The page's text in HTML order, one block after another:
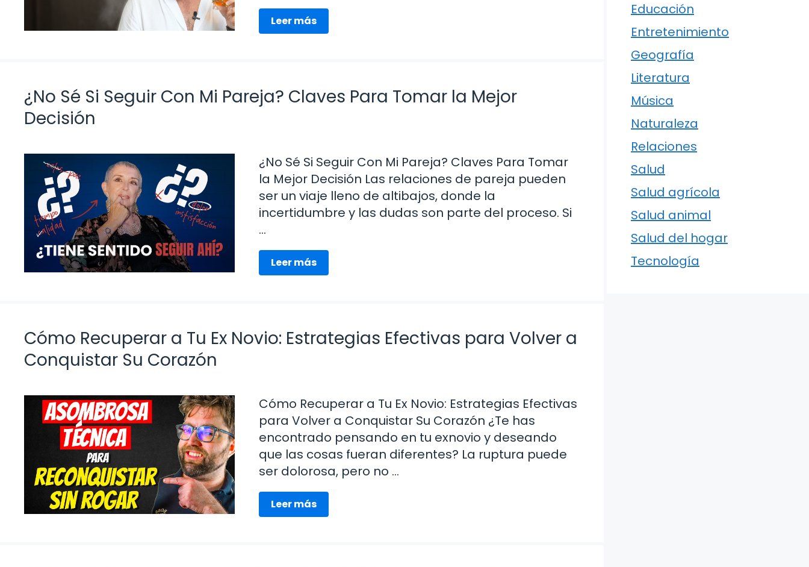
Leer más
¿No Sé Si Seguir Con Mi Pareja? Claves Para Tomar la Mejor
Decisión
¿No Sé Si Seguir Con Mi Pareja? Claves Para Tomar
la Mejor Decisión Las relaciones de pareja pueden
ser un viaje lleno de altibajos, donde la
incertidumbre y las dudas son parte del proceso. Si
…
Leer más
Cómo Recuperar a Tu Ex Novio: Estrategias Efectivas para Volver a
Conquistar Su Corazón
Cómo Recuperar a Tu Ex Novio: Estrategias Efectivas
para Volver a Conquistar Su Corazón ¿Te has
encontrado pensando en tu exnovio y deseando
que las cosas fueran diferentes? La ruptura puede
ser dolorosa, pero no …
Leer más
Educación
Entretenimiento
Geografía
Literatura
Música
Naturaleza
Relaciones
Salud
Salud agrícola
Salud animal
Salud del hogar
Tecnología